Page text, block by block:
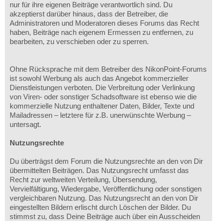
nur für ihre eigenen Beiträge verantwortlich sind. Du
akzeptierst darüber hinaus, dass der Betreiber, die
Administratoren und Moderatoren dieses Forums das Recht
haben, Beiträge nach eigenem Ermessen zu entfernen, zu
bearbeiten, zu verschieben oder zu sperren.
Ohne Rücksprache mit dem Betreiber des NikonPoint-Forums
ist sowohl Werbung als auch das Angebot kommerzieller
Dienstleistungen verboten. Die Verbreitung oder Verlinkung
von Viren- oder sonstiger Schadsoftware ist ebenso wie die
kommerzielle Nutzung enthaltener Daten, Bilder, Texte und
Mailadressen – letztere für z.B. unerwünschte Werbung –
untersagt.
Nutzungsrechte
Du überträgst dem Forum die Nutzungsrechte an den von Dir
übermittelten Beiträgen. Das Nutzungsrecht umfasst das
Recht zur weltweiten Verteilung, Übersendung,
Vervielfältigung, Wiedergabe, Veröffentlichung oder sonstigen
vergleichbaren Nutzung. Das Nutzungsrecht an den von Dir
eingestellten Bildern erlischt durch Löschen der Bilder. Du
stimmst zu, dass Deine Beiträge auch über ein Ausscheiden